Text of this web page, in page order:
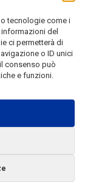
tecnologie come i
del
ci permetterà di
o ID unici
consenso può
e funzioni.
n. 133 del
MANUELA
Responsabile: